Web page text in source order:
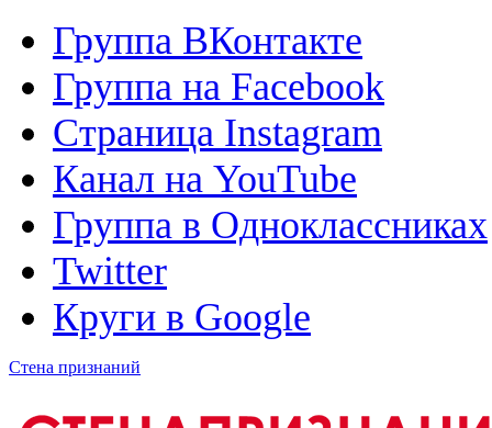
Группа ВКонтакте
Группа на Facebook
Страница Instagram
Канал на YouTube
Группа в Одноклассниках
Twitter
Круги в Google
Стена признаний